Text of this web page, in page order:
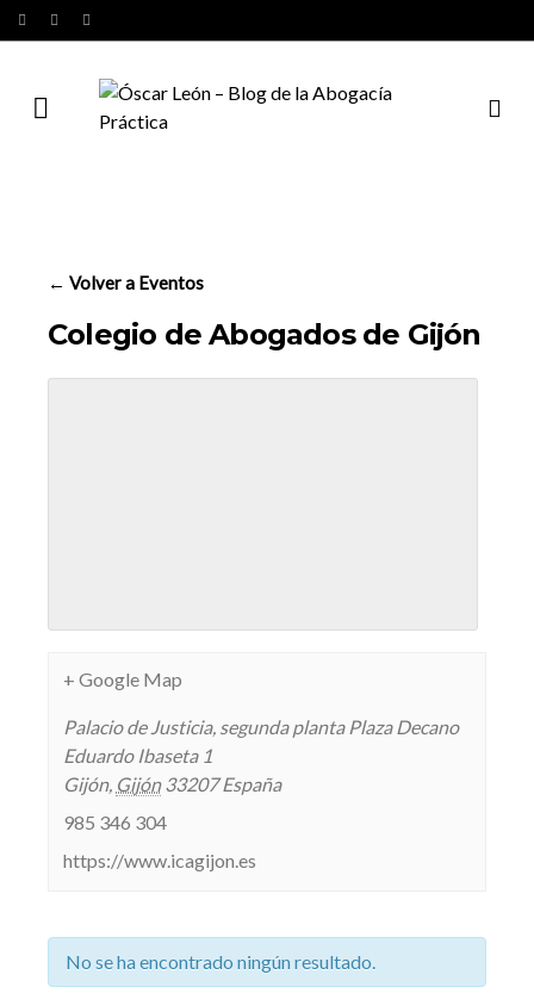
← Volver a Eventos
Colegio de Abogados de Gijón
+ Google Map
Palacio de Justicia, segunda planta Plaza Decano
Eduardo Ibaseta 1
Gijón, Gijón 33207 España
985 346 304
https://www.icagijon.es
No se ha encontrado ningún resultado.